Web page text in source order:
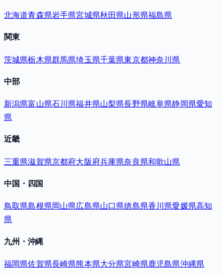
北海道青森県岩手県宮城県秋田県山形県福島県
関東
茨城県栃木県群馬県埼玉県千葉県東京都神奈川県
中部
新潟県富山県石川県福井県山梨県長野県岐阜県静岡県愛知
県
近畿
三重県滋賀県京都府大阪府兵庫県奈良県和歌山県
中国・四国
鳥取県島根県岡山県広島県山口県徳島県香川県愛媛県高知
県
九州・沖縄
福岡県佐賀県長崎県熊本県大分県宮崎県鹿児島県沖縄県